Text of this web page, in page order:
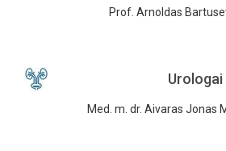
Prof. Arnoldas
Urologai
Med. m. dr. Aivaras Jonas